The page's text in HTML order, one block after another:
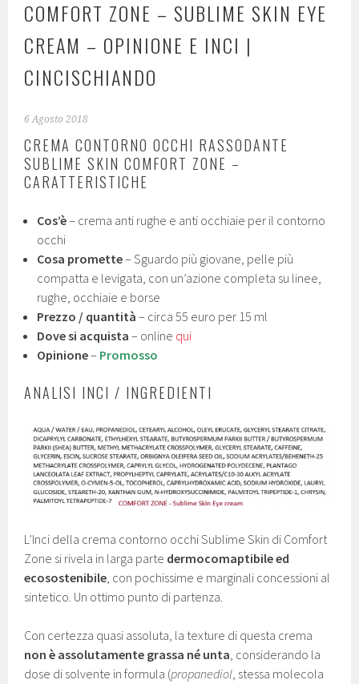
COMFORT ZONE – SUBLIME SKIN EYE
CREAM – OPINIONE E INCI |
CINCISCHIANDO
6 Agosto 2018
CREMA CONTORNO OCCHI RASSODANTE
SUBLIME SKIN COMFORT ZONE –
CARATTERISTICHE
Cos’è– crema anti rughe e anti occhiaie per il contorno
occhi
Cosa promette– Sguardo più giovane, pelle più
compatta e levigata, con un’azione completa su linee,
rughe, occhiaie e borse
Prezzo / quantità– circa 55 euro per 15 ml
Dove si acquista – online qui
Opinione– Promosso
ANALISI INCI / INGREDIENTI
L’Inci della crema contorno occhi Sublime Skin di Comfort
Zone si rivela in larga parte dermocomaptibile ed
ecosostenibile, con pochissime e marginali concessioni al
sintetico. Un ottimo punto di partenza.
Con certezza quasi assoluta, la texture di questa crema
non è assolutamente grassa né unta, considerando la
dose di solvente in formula (propanediol, stessa molecola